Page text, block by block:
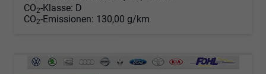
CO2-Klasse: D
CO2-Emissionen: 130,00 g/km